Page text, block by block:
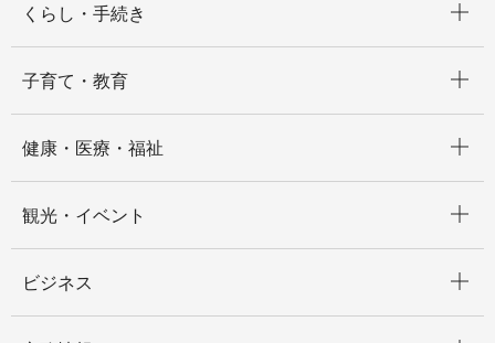
くらし・手続き
子育て・教育
健康・医療・福祉
観光・イベント
ビジネス